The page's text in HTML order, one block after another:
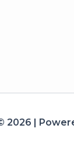
2026 |